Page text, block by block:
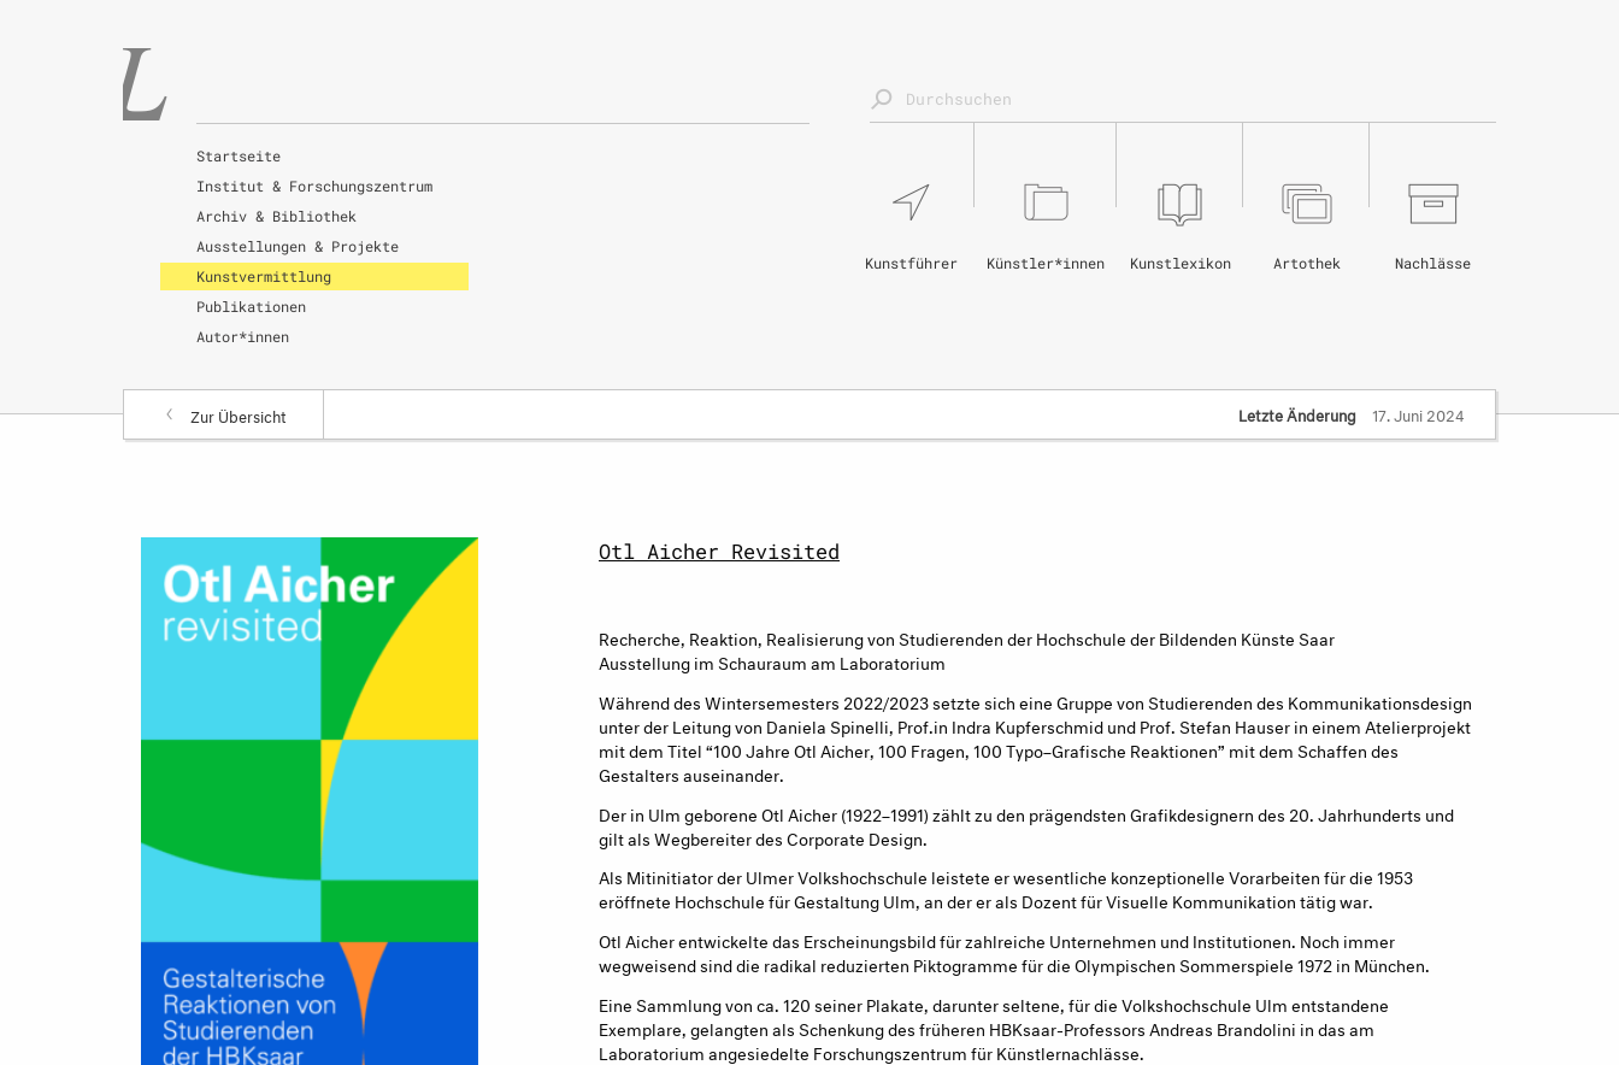
Startseite
Institut & Forschungszentrum
Archiv & Bibliothek
Ausstellungen & Projekte
Kunstvermittlung
Publikationen
Autor*innen
Nachlässe
Artothek
Kunstlexikon
Künstler*innen
Kunstführer
Zur Übersicht Letzte Änderung 17. Juni 2024
Otl Aicher Revisited
Recherche, Reaktion, Realisierung von Studierenden der Hochschule der Bildenden Künste Saar
Ausstellung im Schauraum am Laboratorium
Während des Wintersemesters 2022/2023 setzte sich eine Gruppe von Studierenden des Kommunikationsdesign
unter der Leitung von Daniela Spinelli, Prof.in Indra Kupferschmid und Prof. Stefan Hauser in einem Atelierprojekt
mit dem Titel “100 Jahre Otl Aicher, 100 Fragen, 100 Typo–Grafische Reaktionen” mit dem Schaffen des
Gestalters auseinander.
Der in Ulm geborene Otl Aicher (1922–1991) zählt zu den prägendsten Grafikdesignern des 20. Jahrhunderts und
gilt als Wegbereiter des Corporate Design.
Als Mitinitiator der Ulmer Volkshochschule leistete er wesentliche konzeptionelle Vorarbeiten für die 1953
eröffnete Hochschule für Gestaltung Ulm, an der er als Dozent für Visuelle Kommunikation tätig war.
Otl Aicher entwickelte das Erscheinungsbild für zahlreiche Unternehmen und Institutionen. Noch immer
wegweisend sind die radikal reduzierten Piktogramme für die Olympischen Sommerspiele 1972 in München.
Eine Sammlung von ca. 120 seiner Plakate, darunter seltene, für die Volkshochschule Ulm entstandene
Exemplare, gelangten als Schenkung des früheren HBKsaar-Professors Andreas Brandolini in das am
Laboratorium angesiedelte Forschungszentrum für Künstlernachlässe.